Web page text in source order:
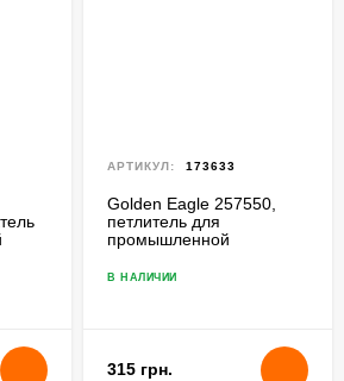
АРТИКУЛ: 173633
Golden Eagle 257550,
петлитель для
промышленной
машины
В НАЛИЧИИ
315 грн.